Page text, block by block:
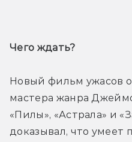
Чего ждать?
Новый фильм ужасов
мастера жанра
«Пилы», «Астрала» и
доказывал, что умеет